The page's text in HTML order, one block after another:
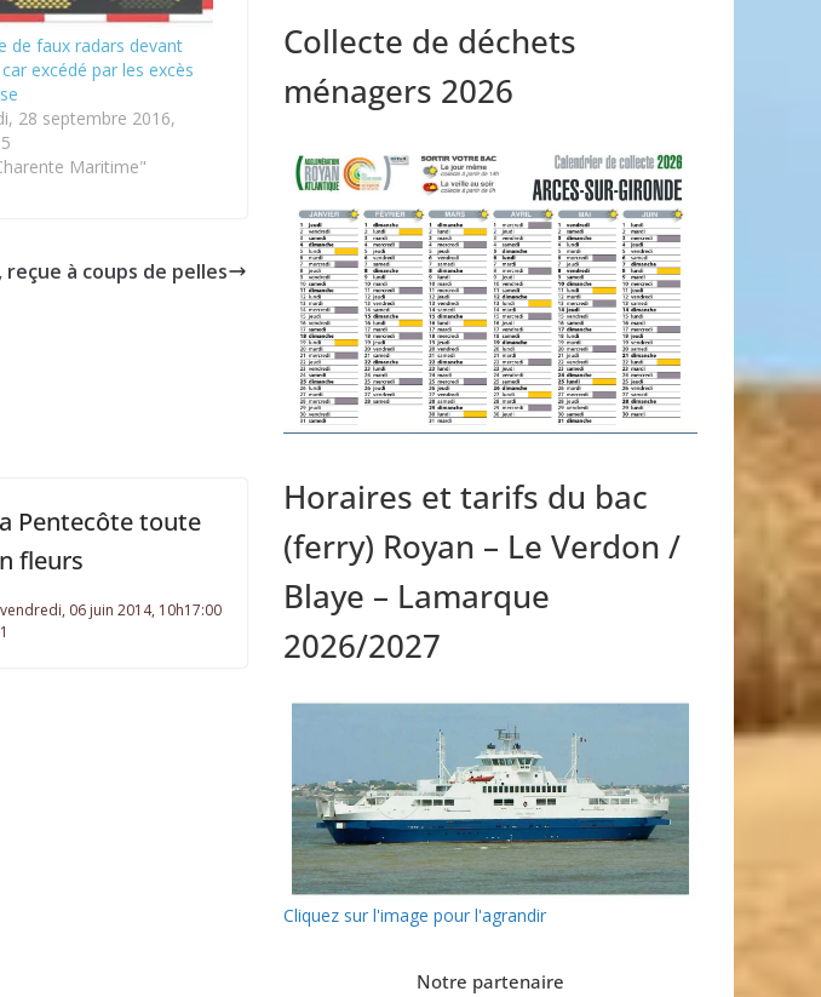
de faux radars devant
excédé par les excès
28 septembre 2016,
Maritime"
à coups de pelles
Pentecôte toute
fleurs
vendredi, 06 juin 2014, 10h17:00
1
Collecte de déchets
ménagers 2026
Horaires et tarifs du bac
(ferry) Royan – Le Verdon /
Blaye – Lamarque
2026/2027
Cliquez sur l'image pour l'agrandir
Notre partenaire